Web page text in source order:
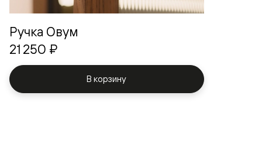
Ручка Овум
21 250 ₽
В корзину